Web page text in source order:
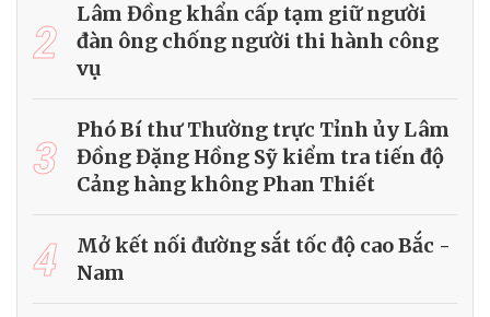
2
Lâm Đồng khẩn cấp tạm giữ người
đàn ông chống người thi hành công
vụ
3
Phó Bí thư Thường trực Tỉnh ủy Lâm
Đồng Đặng Hồng Sỹ kiểm tra tiến độ
Cảng hàng không Phan Thiết
4
Mở kết nối đường sắt tốc độ cao Bắc -
Nam